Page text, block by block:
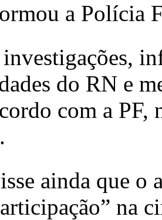
a Polícia
do RN e
com a PF,
ainda que o
na